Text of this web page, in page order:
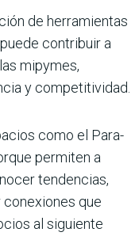
de herramientas
contribuir a
mipymes,
y competitividad.
como el Para­
permiten a
tendencias,
que
al siguiente